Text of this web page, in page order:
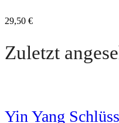
29,50 €
Zuletzt
Yin Yang